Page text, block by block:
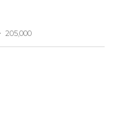
205,000